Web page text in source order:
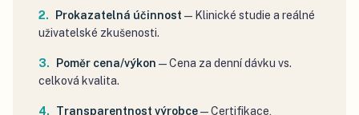
Prokazatelná účinnost — Klinické studie a reálné
uživatelské zkušenosti.
Poměr cena/výkon —Cena za denní dávku vs.
celková kvalita.
Transparentnost výrobce—Certifikace,